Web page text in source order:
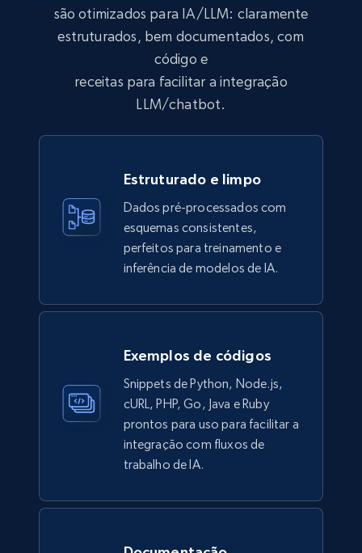
Companies information enriched dataset
URL, ID lc, Name lc, Country code lc, Locations
lc, and more.
Enriquecido
6.3K+ 539+ Buy Now
Walmart - products
Specifications, Image urls, Top reviews, and
eCommerce
875+
são otimizados para IA/LLM: claramente
estruturados, bem documentados, com
código e
receitas para facilitar a integração
LLM/chatbot.
Estruturado e limpo
Dados pré-processados com
esquemas consistentes,
perfeitos para treinamento e
inferência de modelos de IA.
Exemplos de códigos
Snippets de Python, Node.js,
cURL, PHP, Go, Java e Ruby
prontos para uso para facilitar a
integração com fluxos de
trabalho de IA.